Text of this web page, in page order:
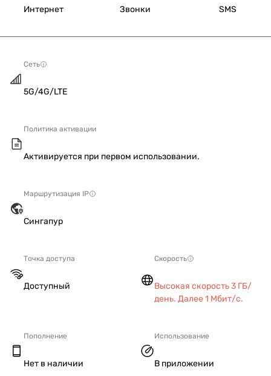
Интернет Звонки SMS
Сеть
5G/4G/LTE
Политика активации
Активируется при первом использовании.
Маршрутизация IP
Сингапур
Точка доступа
Доступный
Скорость
Высокая скорость 3 ГБ/
день. Далее 1 Мбит/с.
Пополнение
Нет в наличии
Использование
В приложении